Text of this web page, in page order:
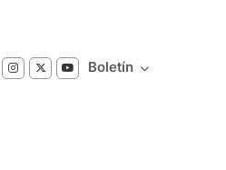
Boletín